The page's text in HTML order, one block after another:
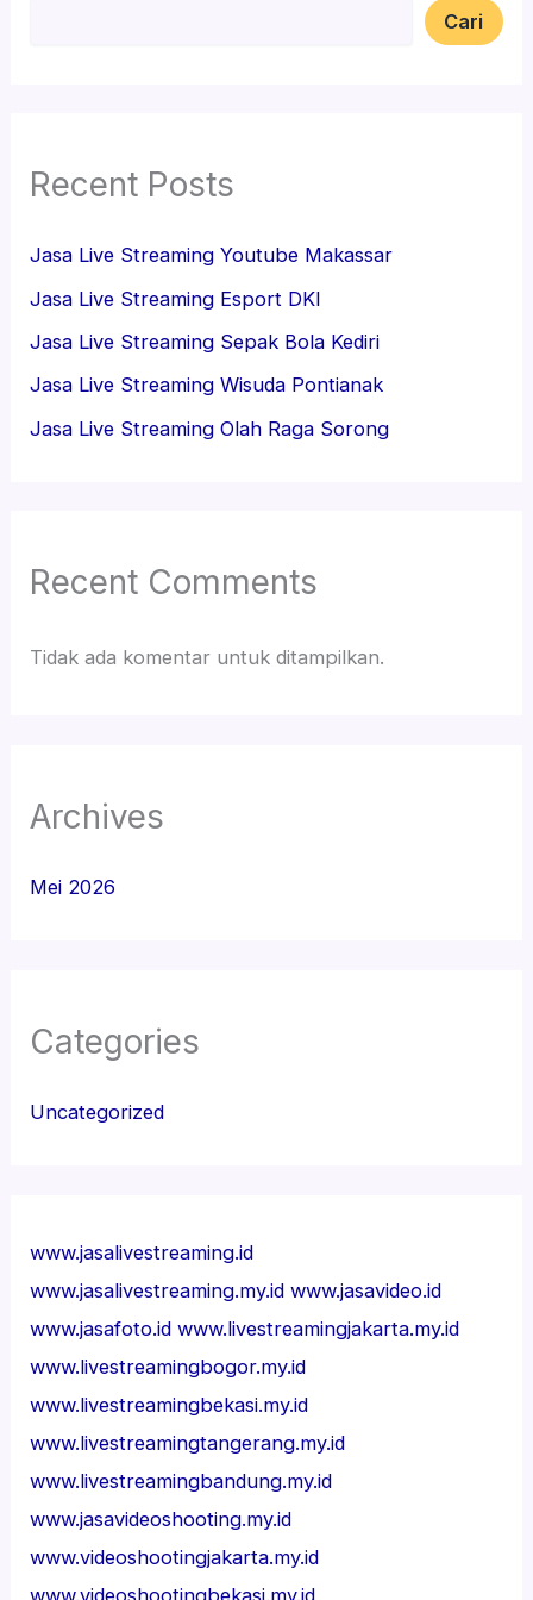
Cari
Recent Posts
Jasa Live Streaming Youtube Makassar
Jasa Live Streaming Esport DKI
Jasa Live Streaming Sepak Bola Kediri
Jasa Live Streaming Wisuda Pontianak
Jasa Live Streaming Olah Raga Sorong
Recent Comments
Tidak ada komentar untuk ditampilkan.
Archives
Mei 2026
Categories
Uncategorized
www.jasalivestreaming.id
www.jasalivestreaming.my.id www.jasavideo.id
www.jasafoto.id www.livestreamingjakarta.my.id
www.livestreamingbogor.my.id
www.livestreamingbekasi.my.id
www.livestreamingtangerang.my.id
www.livestreamingbandung.my.id
www.jasavideoshooting.my.id
www.videoshootingjakarta.my.id